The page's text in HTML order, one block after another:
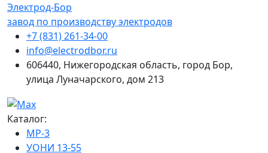
Электрод-Бор
завод по производству электродов
+7 (831) 261-34-00
info@electrodbor.ru
606440, Нижегородская область, город Бор,
улица Луначарского, дом 213
Каталог:
МР-3
УОНИ 13-55